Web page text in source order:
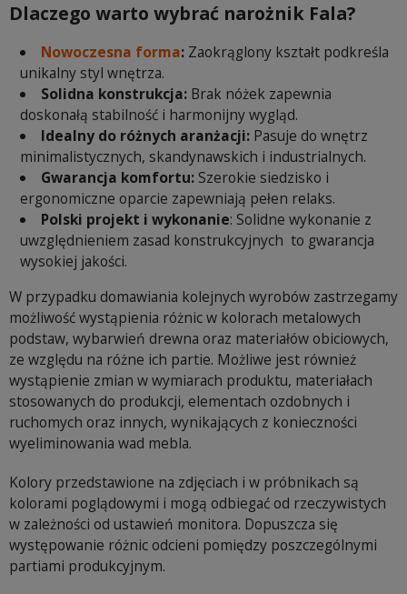
Dlaczego warto wybrać narożnik Fala?
Nowoczesna forma:Zaokrąglony kształt podkreśla
unikalny styl wnętrza.
Solidna konstrukcja:Brak nóżek zapewnia
doskonałą stabilność i harmonijny wygląd.
Idealny do różnych aranżacji:Pasuje do wnętrz
minimalistycznych, skandynawskich i industrialnych.
Gwarancja komfortu:Szerokie siedzisko i
ergonomiczne oparcie zapewniają pełen relaks.
Polski projekt i wykonanie: Solidne wykonanie z
uwzględnieniem zasad konstrukcyjnych to gwarancja
wysokiej jakości.
W przypadku domawiania kolejnych wyrobów zastrzegamy
możliwość wystąpienia różnic w kolorach metalowych
podstaw, wybarwień drewna oraz materiałów obiciowych,
ze względu na różne ich partie. Możliwe jest również
wystąpienie zmian w wymiarach produktu, materiałach
stosowanych do produkcji, elementach ozdobnych i
ruchomych oraz innych, wynikających z konieczności
wyeliminowania wad mebla.
Kolory przedstawione na zdjęciach i w próbnikach są
kolorami poglądowymi i mogą odbiegać od rzeczywistych
w zależności od ustawień monitora. Dopuszcza się
występowanie różnic odcieni pomiędzy poszczególnymi
partiami produkcyjnym.